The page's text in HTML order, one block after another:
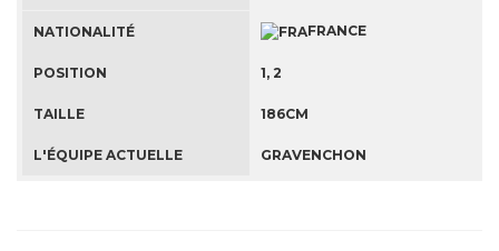
NATIONALITÉ FRANCE
POSITION 1, 2
TAILLE 186CM
L'ÉQUIPE ACTUELLE GRAVENCHON